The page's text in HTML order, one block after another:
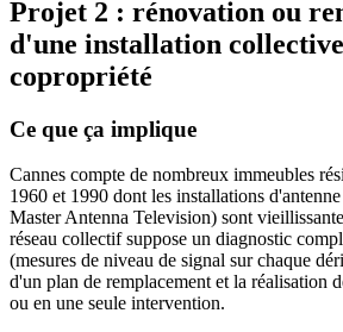
Projet 2 : rénovation ou
d'une installation
copropriété
Ce que ça implique
Cannes compte de nombreux immeubles
1960 et 1990 dont les installations
Master Antenna Television) sont
réseau collectif suppose un diagnostic
(mesures de niveau de signal sur chaque
d'un plan de remplacement et la réalisation
ou en une seule intervention.